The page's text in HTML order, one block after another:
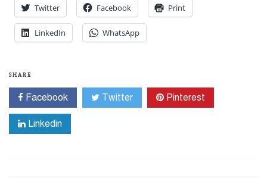
Twitter Facebook Print
LinkedIn WhatsApp
SHARE
Facebook Twitter Pinterest
Linkedin